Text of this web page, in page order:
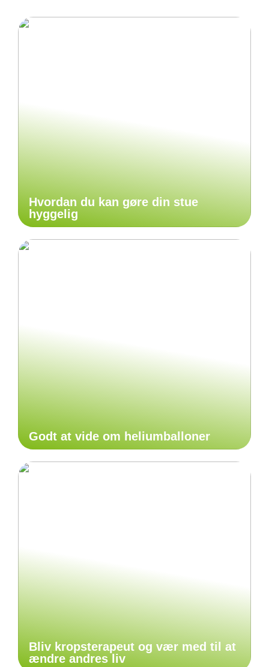
Hvordan du kan gøre din stue
hyggelig
Godt at vide om heliumballoner
Bliv kropsterapeut og vær med til at
ændre andres liv